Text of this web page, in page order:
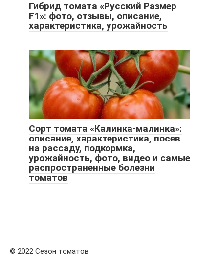
Гибрид томата «Русский Размер
F1»: фото, отзывы, описание,
характеристика, урожайность
Сорт томата «Калинка-малинка»:
описание, характеристика, посев
на рассаду, подкормка,
урожайность, фото, видео и самые
распространенные болезни
томатов
© 2022 Сезон томатов